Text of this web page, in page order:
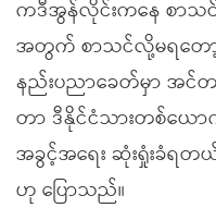
ကဒီအွန်လိုင်းကနေ စာသ
အတွက် စာသင်လို့မရတော့ဘူ
နည်းပညာခေတ်မှာ အ
တာ ဒီနိုင်ငံသားတစ်ယော
အခွင့်အရေး ဆုံးရှုံးခံရ
ဟု ပြောသည်။